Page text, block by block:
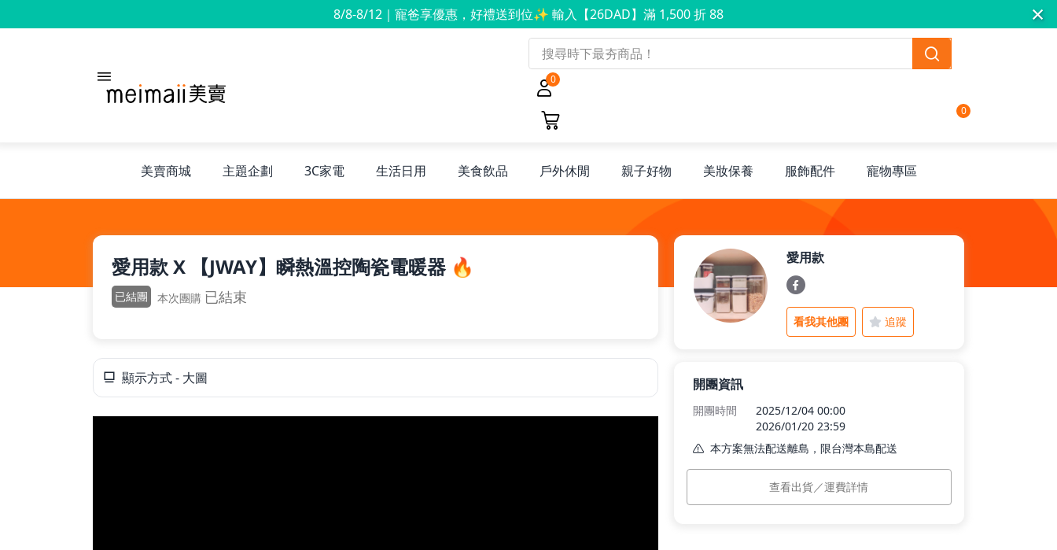
8/8-8/12｜寵爸享優惠，好禮送到位✨ 輸入【26DAD】滿 1,500 折 88 ×
0
0
美賣商城 主題企劃
露營凹豆咖
父親節好禮
3C家電 生活日用 美食飲品 戶外休閒 親子好物 美妝保養 服飾配件 寵物專區
愛用款
看我其他團 追蹤
開團資訊
開團時間
2025/12/04 00:00
2026/01/20 23:59
本方案無法配送離島，限台灣本島配送
本島運費
$0
訂單付款完成後 7 個工作日內依訂單順
序出貨。
查看出貨／運費詳情
愛用款 X 【JWAY】瞬熱溫控陶瓷電暖器 🔥
已結團 本次團購 已結束
顯示方式 - 大圖